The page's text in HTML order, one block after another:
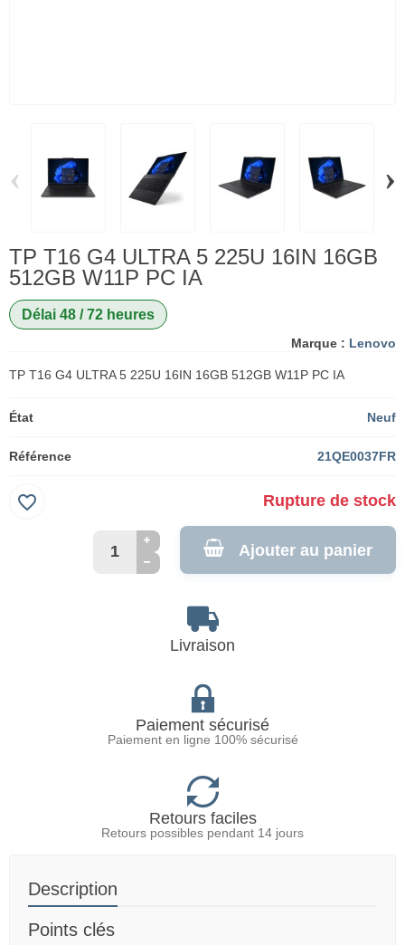
‹ ›
TP T16 G4 ULTRA 5 225U 16IN 16GB
512GB W11P PC IA
Délai 48 / 72 heures
Marque : Lenovo
TP T16 G4 ULTRA 5 225U 16IN 16GB 512GB W11P PC IA
État Neuf
Référence 21QE0037FR
Rupture de stock
Ajouter au panier
favorite_border
Livraison
Paiement sécurisé
Paiement en ligne 100% sécurisé
Retours faciles
Retours possibles pendant 14 jours
Description
Points clés